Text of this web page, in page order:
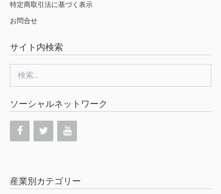
特定商取引法に基づく表示
お問合せ
サイト内検索
索:
ソーシャルネットワーク
産業別カテゴリー